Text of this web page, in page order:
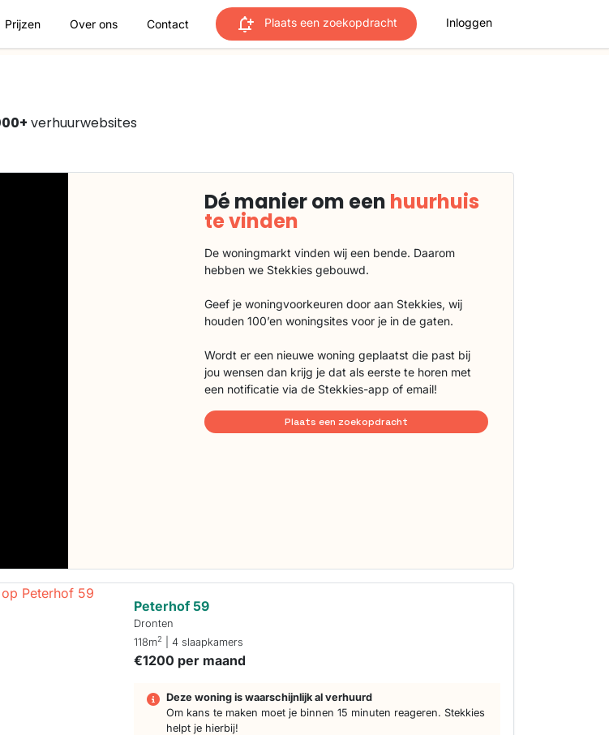
Prijzen Over ons Contact Plaats een zoekopdracht Inloggen
verhuurwebsites
Dé manier om een huurhuis
te vinden
De woningmarkt vinden wij een bende. Daarom
hebben we Stekkies gebouwd.
Geef je woningvoorkeuren door aan Stekkies, wij
houden 100’en woningsites voor je in de gaten.
Wordt er een nieuwe woning geplaatst die past bij
jou wensen dan krijg je dat als eerste te horen met
een notificatie via de Stekkies-app of email!
Plaats een zoekopdracht
Peterhof 59
Dronten
118m2 | 4 slaapkamers
€1200 per maand
Deze woning is waarschijnlijk al verhuurd
Om kans te maken moet je binnen 15 minuten reageren. Stekkies
helpt je hierbij!